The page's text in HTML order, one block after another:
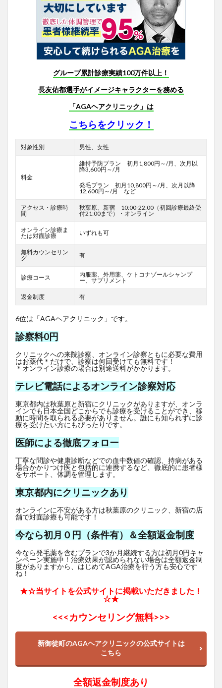
グループ累計診療実績100万件以上！
長友佑都選手がイメージキャラクターを務める
「AGAヘアクリニック」は
こちらをクリック！
対象性別 男性、女性
料金
維持予防プラン 初月1,800円～/月、次月以
降3,600円～/月
発毛プラン 初月10,800円～/月、次月以降
12,600円～/月 など
アクセス・診療時
間
秋葉原、新宿 10:00-22:00（初回診療最終受
付21:00まで）・オンライン
オンライン診療ま
たは対面診療
いずれも可
無料カウンセリン
グ
有
診療コース
内服薬、外用薬、ケトコナゾールシャンプ
ー、サプリメント
返金制度 有
6位は「AGAヘアクリニック」です。
診察料0円
クリニックへの来院診察、オンライン診察ともに必要な費用
はお薬代＊だけで、診察は何回受けても無料です！
＊オンライン診療の場合は別途送料がかかります。
テレビ電話によるオンライン診察対応
東京都内は秋葉原と新宿にクリニックがありますが、オンラ
インでも日本全国どこからでも診療を受けることができ、移
動に時間を取られる必要がありません。誰にも知られずに診
療を受けたい方にもぴったりです。
医師による徹底フォロー
丁寧な問診や健康診断などでの血中数値の確認、持病がある
場合かかりつけ医と包括的に連携するなど、徹底的に患者様
をサポート、体調を管理します。
東京都内にクリニックあり
オンラインに不安がある方は秋葉原のクリニック、新宿の店
舗で対面診療も可能です！
今なら初月０円（条件有）＆全額返金制度
今なら発毛薬を含むプランで3か月継続する方は初月0円キャ
ンペーン実施中！治療効果が認められない場合は全額返金制
度がありますから、はじめてAGA治療を行う方も安心です
ね！
★☆当サイトを公式サイトに掲載いただきました！
☆★
<<<カウンセリング無料>>>
新御徒町のAGAヘアクリニックの公式サイトは
こちら
全額返金制度あり